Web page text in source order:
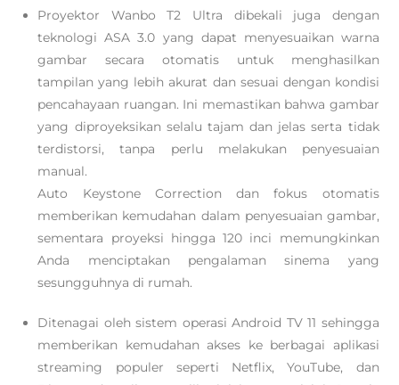
Proyektor Wanbo T2 Ultra dibekali juga dengan
teknologi ASA 3.0 yang dapat menyesuaikan warna
gambar secara otomatis untuk menghasilkan
tampilan yang lebih akurat dan sesuai dengan kondisi
pencahayaan ruangan. Ini memastikan bahwa gambar
yang diproyeksikan selalu tajam dan jelas serta tidak
terdistorsi, tanpa perlu melakukan penyesuaian
manual.
Auto Keystone Correction dan fokus otomatis
memberikan kemudahan dalam penyesuaian gambar,
sementara proyeksi hingga 120 inci memungkinkan
Anda menciptakan pengalaman sinema yang
sesungguhnya di rumah.
Ditenagai oleh sistem operasi Android TV 11 sehingga
memberikan kemudahan akses ke berbagai aplikasi
streaming populer seperti Netflix, YouTube, dan